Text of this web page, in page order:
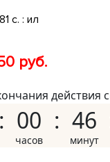
с. : ил
руб.
действия
00 46